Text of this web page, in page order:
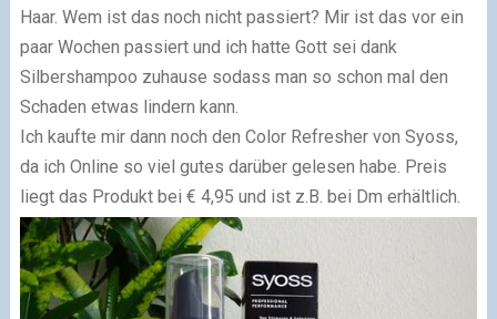
Haar. Wem ist das noch nicht passiert? Mir ist das vor ein
paar Wochen passiert und ich hatte Gott sei dank
Silbershampoo zuhause sodass man so schon mal den
Schaden etwas lindern kann.
Ich kaufte mir dann noch den Color Refresher von Syoss,
da ich Online so viel gutes darüber gelesen habe. Preis
liegt das Produkt bei € 4,95 und ist z.B. bei Dm erhältlich.